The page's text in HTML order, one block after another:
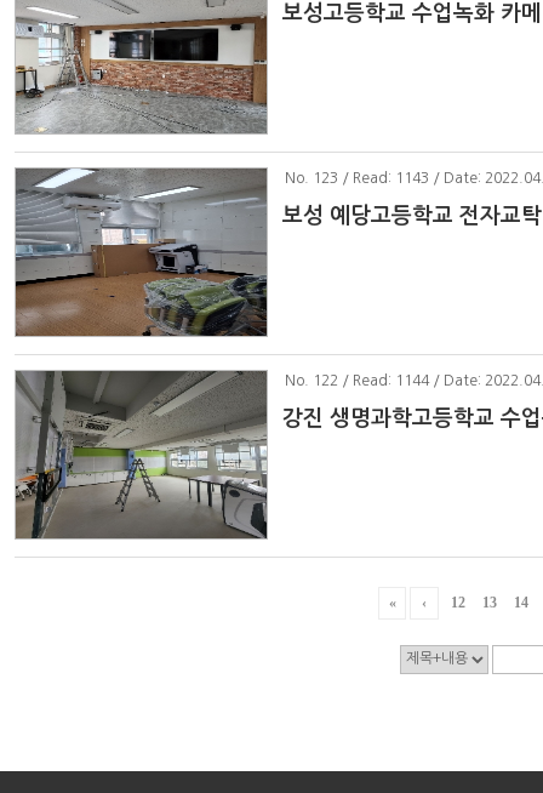
보성고등학교 수업녹화 카
No . 123 / Read: 1143 / Date:
보성 예당고등학교 전자교
No . 122 / Read: 1144 / Date:
강진 생명과학고등학교 수
« ‹ 12 13 14